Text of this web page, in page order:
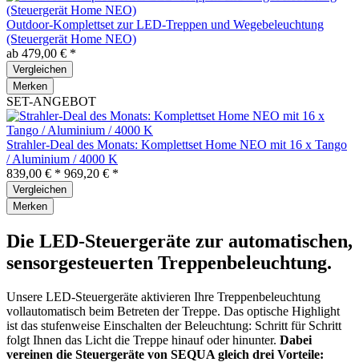
Outdoor-Komplettset zur LED-Treppen und Wegebeleuchtung
(Steuergerät Home NEO)
ab 479,00 € *
Vergleichen
Merken
SET-ANGEBOT
Strahler-Deal des Monats: Komplettset Home NEO mit 16 x Tango
/ Aluminium / 4000 K
839,00 € * 969,20 € *
Vergleichen
Merken
Die LED-Steuergeräte zur automatischen,
sensorgesteuerten Treppenbeleuchtung.
Unsere LED-Steuergeräte aktivieren Ihre Treppenbeleuchtung
vollautomatisch beim Betreten der Treppe. Das optische Highlight
ist das stufenweise Einschalten der Beleuchtung: Schritt für Schritt
folgt Ihnen das Licht die Treppe hinauf oder hinunter. Dabei
vereinen die Steuergeräte von SEQUA gleich drei Vorteile: